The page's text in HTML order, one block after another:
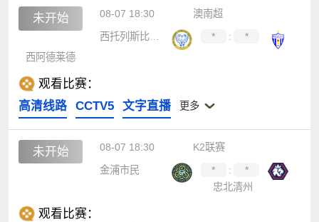
未开始 08-07 18:30
澳南超
西托列斯比卡拉
* :
*
西阿德莱德
观看比赛：
高清线路
CCTV5 文字直播 更多
未开始 08-07 18:30
K2联赛
金浦市民
* :
*
忠北清州
观看比赛：